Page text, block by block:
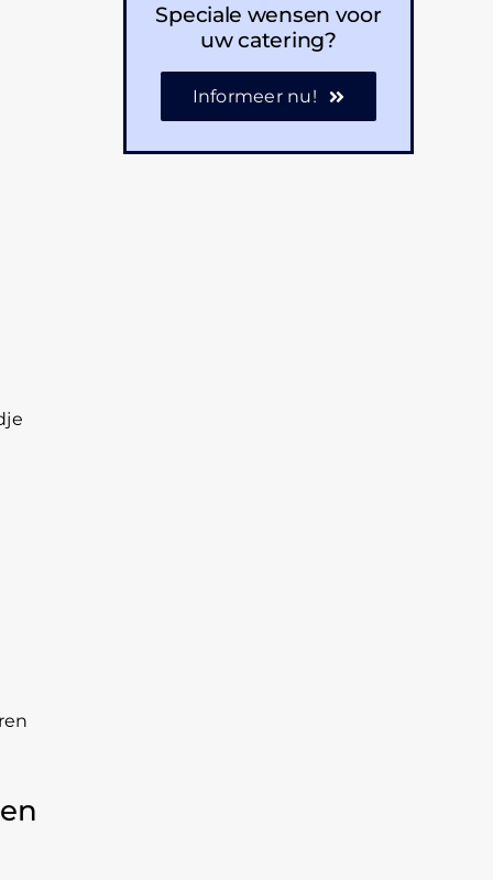
Speciale wensen voor
uw catering?
Informeer nu!